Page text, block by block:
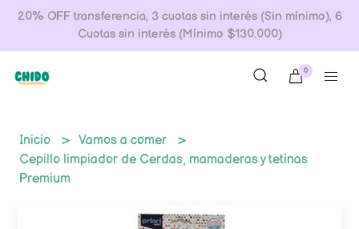
20% OFF transferencia, 3 cuotas sin interés (Sin mínimo), 6
Cuotas sin interés (Mínimo $130.000)
0
Inicio
Vamos a comer
Cepillo limpiador de Cerdas, mamaderas y tetinas
Premium